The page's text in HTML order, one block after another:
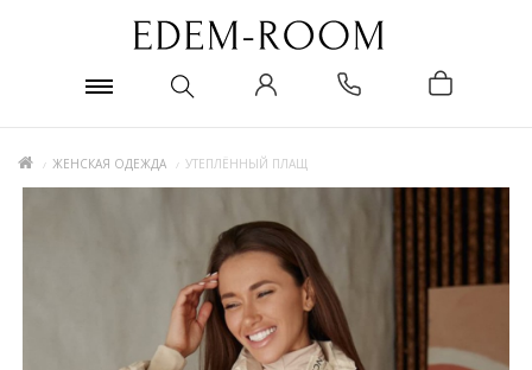
ЖЕНСКАЯ ОДЕЖДА УТЕПЛЁННЫЙ ПЛАЩ